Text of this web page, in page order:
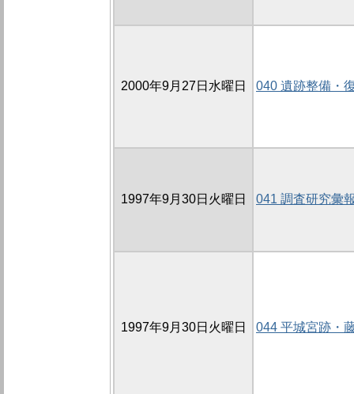
2000年9月27日水曜日 040 遺跡整備・
1997年9月30日火曜日 041 調査研究彙
1997年9月30日火曜日 044 平城宮跡・